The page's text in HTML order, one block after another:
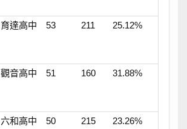
育達高中 53 211 25.12%
觀音高中 51 160 31.88%
六和高中 50 215 23.26%